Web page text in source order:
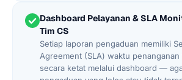
Dashboard Pelayanan & SLA
Tim CS
Setiap laporan pengaduan memiliki
Agreement (SLA) waktu
secara ketat melalui dashboard —